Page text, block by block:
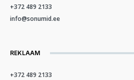
+372 489 2133
info@sonumid.ee
REKLAAM
+372 489 2133